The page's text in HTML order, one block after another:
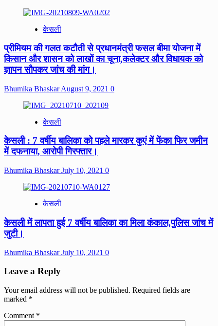
केसली
प्रीमियम की गलत कटौती से प्रधानमंत्री फसल बीमा योजना में
किसान और शासन को लाखों का चूना,कलेक्टर और विधायक को
ज्ञापन सौपकर जांच की मांग।
Bhumika BhaskarAugust 9, 2021 0
केसली
केसली : 7 वर्षीय बालिका को पहले मारकर कुएं में फेंका फिर जमीन
में दफनाया, आरोपी गिरफ्तार।
Bhumika BhaskarJuly 10, 2021 0
केसली
केसली में लापता हुई 7 वर्षीय बालिका का मिला कंकाल,पुलिस जांच में
जुटी।
Bhumika BhaskarJuly 10, 2021 0
Leave a Reply
Your email address will not be published. Required fields are
marked *
Comment *